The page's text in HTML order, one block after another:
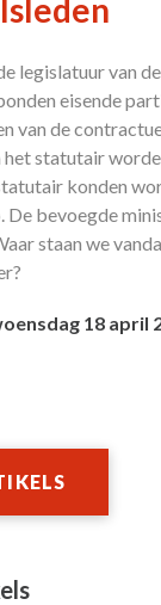
legislatuur van
eisende
van de
statutair
konden
De bevoegde
staan we
18 april